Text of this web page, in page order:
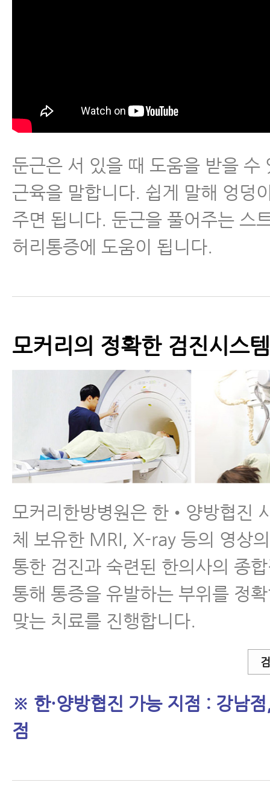
둔근은 서 있을 때 도움을 받을 수
근육을 말합니다. 쉽게 말해 엉덩
주면 됩니다. 둔근을 풀어주는 스
허리통증에 도움이 됩니다.
모커리의 정확한 검진시스템
모커리한방병원은 한•양방협진
체 보유한 MRI, X-ray 등의 영상
통한 검진과 숙련된 한의사의 종
통해 통증을 유발하는 부위를 정
맞는 치료를 진행합니다.
※ 한·양방협진 가능 지점 : 강남
점